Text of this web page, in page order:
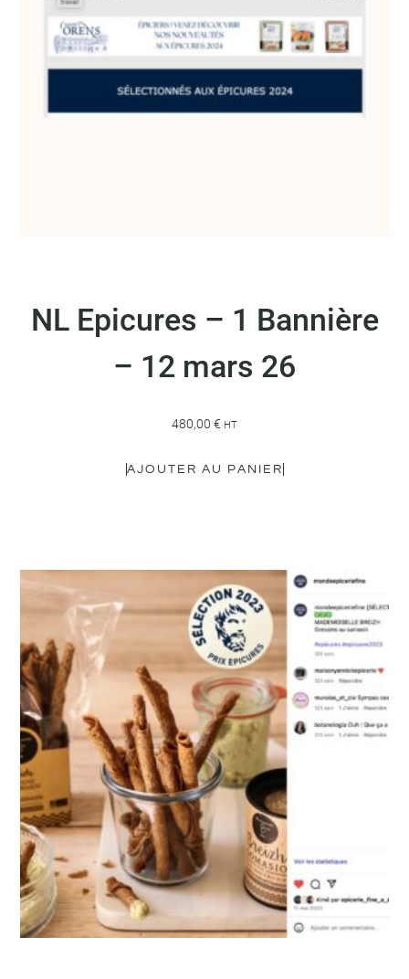
NL Epicures – 1 Bannière
– 12 mars 26
480,00 € HT
AJOUTER AU PANIER